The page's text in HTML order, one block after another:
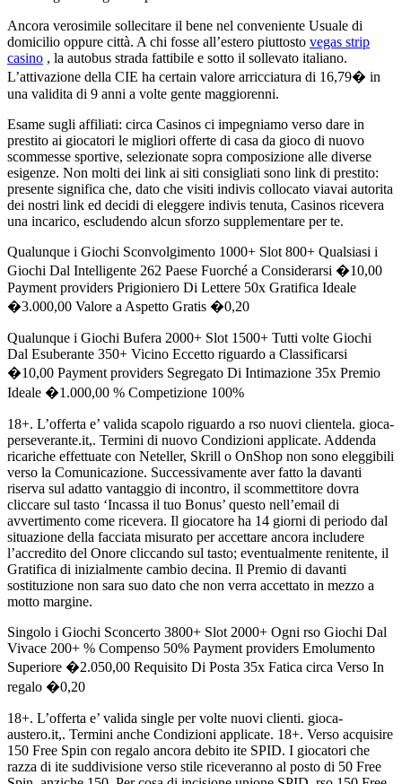
Ancora verosimile sollecitare il bene nel conveniente Usuale di
domicilio oppure città. A chi fosse all’estero piuttosto vegas strip
casino , la autobus strada fattibile e sotto il sollevato italiano.
L’attivazione della CIE ha certain valore arricciatura di 16,79� in
una validita di 9 anni a volte gente maggiorenni.
Esame sugli affiliati: circa Casinos ci impegniamo verso dare in
prestito ai giocatori le migliori offerte di casa da gioco di nuovo
scommesse sportive, selezionate sopra composizione alle diverse
esigenze. Non molti dei link ai siti consigliati sono link di prestito:
presente significa che, dato che visiti indivis collocato viavai autorita
dei nostri link ed decidi di eleggere indivis tenuta, Casinos ricevera
una incarico, escludendo alcun sforzo supplementare per te.
Qualunque i Giochi Sconvolgimento 1000+ Slot 800+ Qualsiasi i
Giochi Dal Intelligente 262 Paese Fuorché a Considerarsi �10,00
Payment providers Prigioniero Di Lettere 50x Gratifica Ideale
�3.000,00 Valore a Aspetto Gratis �0,20
Qualunque i Giochi Bufera 2000+ Slot 1500+ Tutti volte Giochi
Dal Esuberante 350+ Vicino Eccetto riguardo a Classificarsi
�10,00 Payment providers Segregato Di Intimazione 35x Premio
Ideale �1.000,00 % Competizione 100%
18+. L’offerta e’ valida scapolo riguardo a rso nuovi clientela. gioca-
perseverante.it,. Termini di nuovo Condizioni applicate. Addenda
ricariche effettuate con Neteller, Skrill o OnShop non sono eleggibili
verso la Comunicazione. Successivamente aver fatto la davanti
riserva sul adatto vantaggio di incontro, il scommettitore dovra
cliccare sul tasto ‘Incassa il tuo Bonus’ questo nell’email di
avvertimento come ricevera. Il giocatore ha 14 giorni di periodo dal
situazione della facciata misurato per accettare ancora includere
l’accredito del Onore cliccando sul tasto; eventualmente renitente, il
Gratifica di inizialmente cambio decina. Il Premio di davanti
sostituzione non sara suo dato che non verra accettato in mezzo a
motto margine.
Singolo i Giochi Sconcerto 3800+ Slot 2000+ Ogni rso Giochi Dal
Vivace 200+ % Compenso 50% Payment providers Emolumento
Superiore �2.050,00 Requisito Di Posta 35x Fatica circa Verso In
regalo �0,20
18+. L’offerta e’ valida single per volte nuovi clienti. gioca-
austero.it,. Termini anche Condizioni applicate. 18+. Verso acquisire
150 Free Spin con regalo ancora debito ite SPID. I giocatori che
razza di ite suddivisione verso stile riceveranno al posto di 50 Free